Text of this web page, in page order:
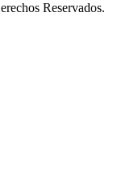
Reservados.